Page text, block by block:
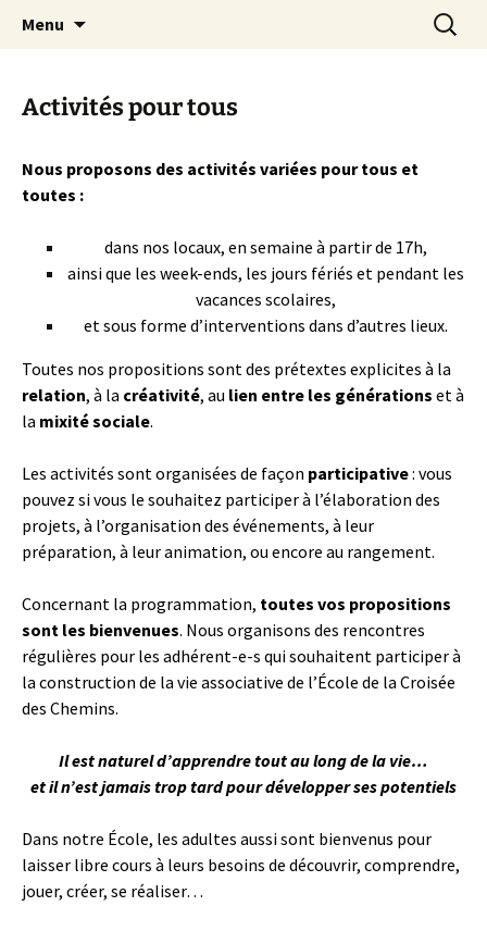
la Croisée des Chemins
apprendre, vivre, se révéler
Menu
Search
for:
Activités pour tous
Nous proposons des activités variées pour tous et
toutes :
dans nos locaux, en semaine à partir de 17h,
ainsi que les week-ends, les jours fériés et pendant les
vacances scolaires,
et sous forme d’interventions dans d’autres lieux.
Toutes nos propositions sont des prétextes explicites à la
relation, à la créativité, au lien entre les générations et à
la mixité sociale.
Les activités sont organisées de façon participative: vous
pouvez si vous le souhaitez participer à l’élaboration des
projets, à l’organisation des événements, à leur
préparation, à leur animation, ou encore au rangement.
Concernant la programmation, toutes vos propositions
sont les bienvenues. Nous organisons des rencontres
régulières pour les adhérent-e-s qui souhaitent participer à
la construction de la vie associative de l’École de la Croisée
des Chemins.
Il est naturel d’apprendre tout au long de la vie…
et il n’est jamais trop tard pour développer ses potentiels
Dans notre École, les adultes aussi sont bienvenus pour
laisser libre cours à leurs besoins de découvrir, comprendre,
jouer, créer, se réaliser…